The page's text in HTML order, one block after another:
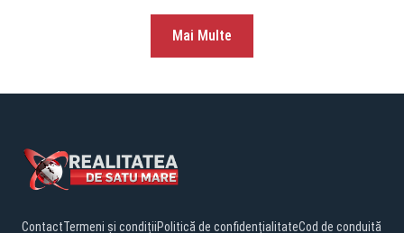
Mai Multe
ContactTermeni și condițiiPolitică de confidențialitateCod de conduită